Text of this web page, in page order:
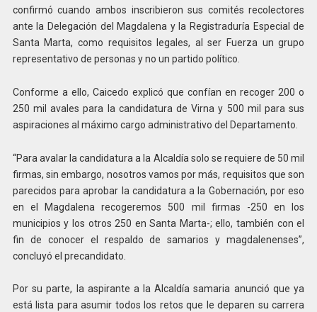
confirmó cuando ambos inscribieron sus comités recolectores
ante la Delegación del Magdalena y la Registraduría Especial de
Santa Marta, como requisitos legales, al ser Fuerza un grupo
representativo de personas y no un partido político.
Conforme a ello, Caicedo explicó que confían en recoger 200 o
250 mil avales para la candidatura de Virna y 500 mil para sus
aspiraciones al máximo cargo administrativo del Departamento.
“Para avalar la candidatura a la Alcaldía solo se requiere de 50 mil
firmas, sin embargo, nosotros vamos por más, requisitos que son
parecidos para aprobar la candidatura a la Gobernación, por eso
en el Magdalena recogeremos 500 mil firmas -250 en los
municipios y los otros 250 en Santa Marta-; ello, también con el
fin de conocer el respaldo de samarios y magdalenenses”,
concluyó el precandidato.
Por su parte, la aspirante a la Alcaldía samaria anunció que ya
está lista para asumir todos los retos que le deparen su carrera